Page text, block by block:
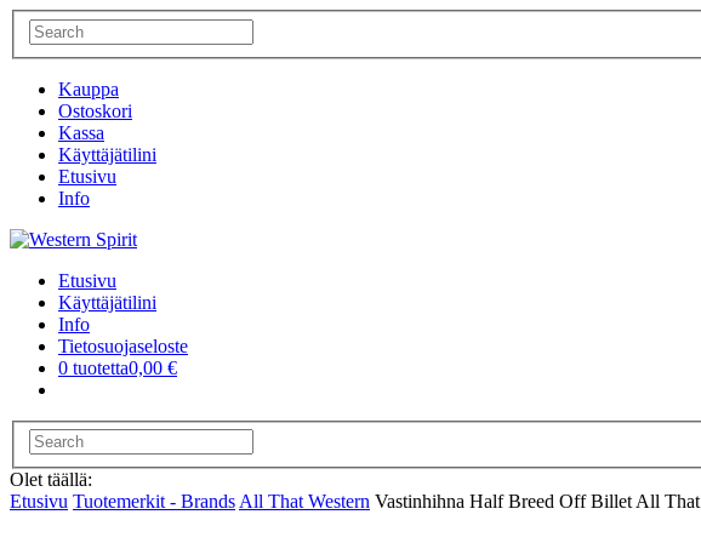
Kauppa
Ostoskori
Kassa
Käyttäjätilini
Etusivu
Info
Etusivu
Käyttäjätilini
Info
Tietosuojaseloste
0 tuotetta0,00 €
Olet täällä:
Etusivu Tuotemerkit - Brands All That Western Vastinhihna Half Breed Off Billet All That